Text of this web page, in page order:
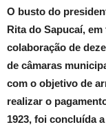
O busto do
Rita do Sapucaí,
colaboração de
de câmaras
com o objetivo de
realizar o
1923, foi concluída